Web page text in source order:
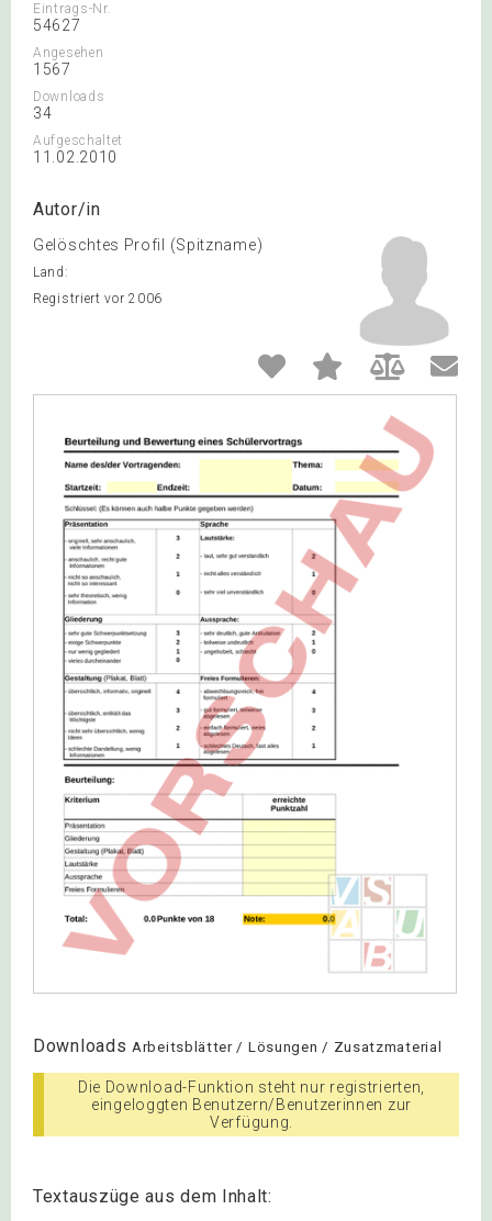
Eintrags-Nr.
54627
Angesehen
1567
Downloads
34
Aufgeschaltet
11.02.2010
Autor/in
Gelöschtes Profil (Spitzname)
Land:
Registriert vor 2006
Downloads Arbeitsblätter / Lösungen / Zusatzmaterial
Die Download-Funktion steht nur registrierten,
eingeloggten Benutzern/Benutzerinnen zur
Verfügung.
Textauszüge aus dem Inhalt: